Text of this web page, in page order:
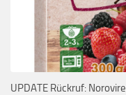
UPDATE Rückruf: